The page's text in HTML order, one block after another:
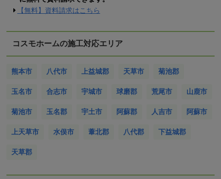
【無料】資料請求はこちら
コスモホームの施工対応エリア
熊本市 八代市 上益城郡 天草市 菊池郡
玉名市 合志市 宇城市 球磨郡 荒尾市 山鹿市
菊池市 玉名郡 宇土市 阿蘇郡 人吉市 阿蘇市
上天草市 水俣市 葦北郡 八代郡 下益城郡
天草郡